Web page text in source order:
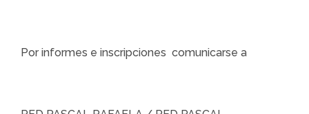
Por informes e inscripciones comunicarse a